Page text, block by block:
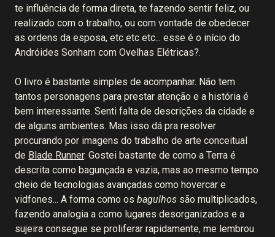
te influência de forma direta, te fazendo sentir feliz, ou
realizado com o trabalho, ou com vontade de obedecer
as ordens da esposa, etc etc etc... esse é o início do
Andróides Sonham com Ovelhas Elétricas?.
O livro é bastante simples de acompanhar. Não tem
tantos personagens para prestar atenção e a história é
bem interessante. Senti falta de descrições da cidade e
de alguns ambientes. Mas isso dá pra resolver
procurando por imagens do trabalho de arte conceitual
de Blade Runner. Gostei bastante de como a Terra é
descrita como bagunçada e vazia, mas ao mesmo tempo
cheio de tecnologias avançadas como hovercar e
vidfones... A forma como os bagulhos são multiplicados,
fazendo analogia a como lugares desorganizados e a
sujeira consegue se proliferar rapidamente, me lembrou